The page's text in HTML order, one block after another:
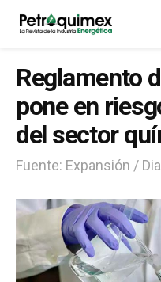
Reglamento
pone en
del sector
Fuente: Expansión /